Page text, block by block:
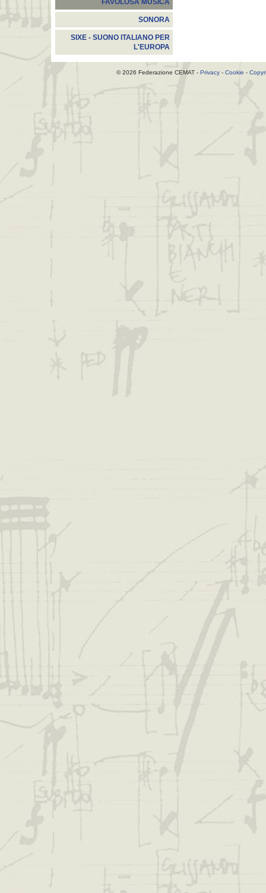
FAVOLOSA MUSICA
SONORA
SIXE - SUONO ITALIANO PER
L'EUROPA
© 2026 Federazione CEMAT - Privacy- Cookie -